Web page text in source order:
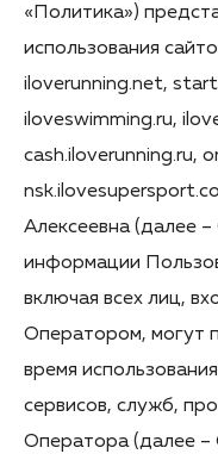
«Политика»)
использования
iloverunning.net,
iloveswimming.ru,
cash.iloverunning.ru,
Алексеевна (далее
информации
включая всех лиц,
Оператором, могут
время
сервисов, служб,
Оператора (далее –